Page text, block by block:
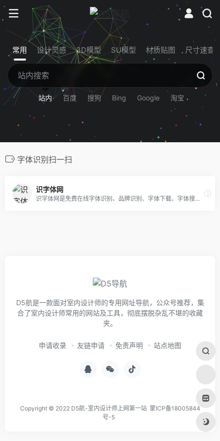
常用 设计灵感 3D模型 SU模型 材质贴图 尺寸速查
站内 百度 搜狗 Bing Google 淘宝
字体识别扫一扫
识字体网
识字体网是免费在线字体识别、品牌识别、字体下载、字体搜索和问答社区网站，免费下载Windows、macOS、Linux、Android、iOS/iPad/iPhone字体识别扫一扫软件。无人值守的自动识别和自动/手动拼字，结合人工智能、大数据和搜索技术，可快速识别中文、英文、日文、韩文等全球文字，帮您购买与使用合规字体避免字体侵权风险。
D5航是一款面对室内设计师的专用网址导航，公众号推荐，集
合了室内设计师常用的网站及工具，彻底摆脱杂乱不堪的收藏
夹。
申请收录 友链申请 免责声明 站点地图
Copyright © 2022 D5航-室内设计师上网第一站 蒙ICP备18005844
号-5